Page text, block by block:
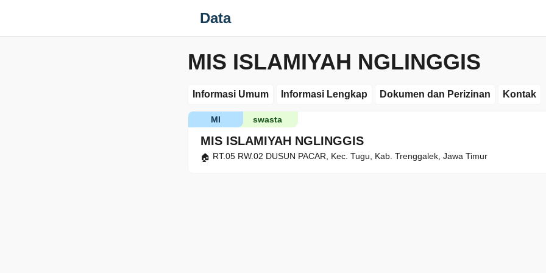
Data
MIS ISLAMIYAH NGLINGGIS
Informasi Umum Informasi Lengkap Dokumen dan Perizinan Kontak
MIS ISLAMIYAH NGLINGGIS
swasta
MI
RT.05 RW.02 DUSUN PACAR, Kec. Tugu, Kab. Trenggalek, Jawa Timur